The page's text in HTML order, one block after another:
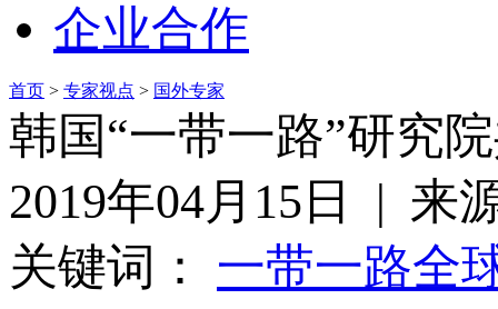
企业合作
首页 > 专家视点 > 国外专家
韩国“一带一路”研究
2019年04月15日 | 来
关键词： 一带一路全